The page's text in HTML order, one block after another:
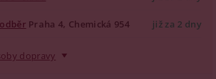
Praha 4, Chemická 954 již za 2 dny
dopravy